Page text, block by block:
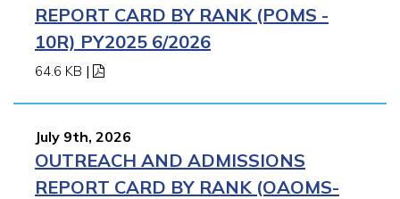
REPORT CARD BY RANK (POMS -
10R) PY2025 6/2026
64.6 KB |
July 9th, 2026
OUTREACH AND ADMISSIONS
REPORT CARD BY RANK (OAOMS-